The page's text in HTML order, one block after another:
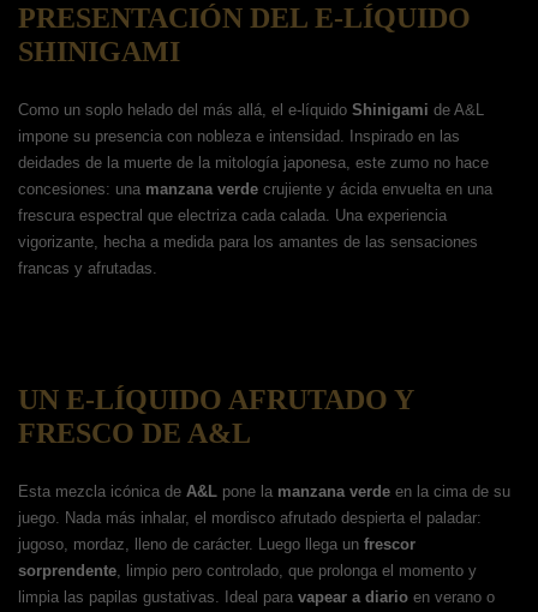
PRESENTACIÓN DEL E-LÍQUIDO
SHINIGAMI
Como un soplo helado del más allá, el e-líquido Shinigami de A&L
impone su presencia con nobleza e intensidad. Inspirado en las
deidades de la muerte de la mitología japonesa, este zumo no hace
concesiones: una manzana verde crujiente y ácida envuelta en una
frescura espectral que electriza cada calada. Una experiencia
vigorizante, hecha a medida para los amantes de las sensaciones
francas y afrutadas.
UN E-LÍQUIDO AFRUTADO Y
FRESCO DE A&L
Esta mezcla icónica de A&L pone la manzana verde en la cima de su
juego. Nada más inhalar, el mordisco afrutado despierta el paladar:
jugoso, mordaz, lleno de carácter. Luego llega un frescor
sorprendente , limpio pero controlado, que prolonga el momento y
limpia las papilas gustativas. Ideal para vapear a diario en verano o